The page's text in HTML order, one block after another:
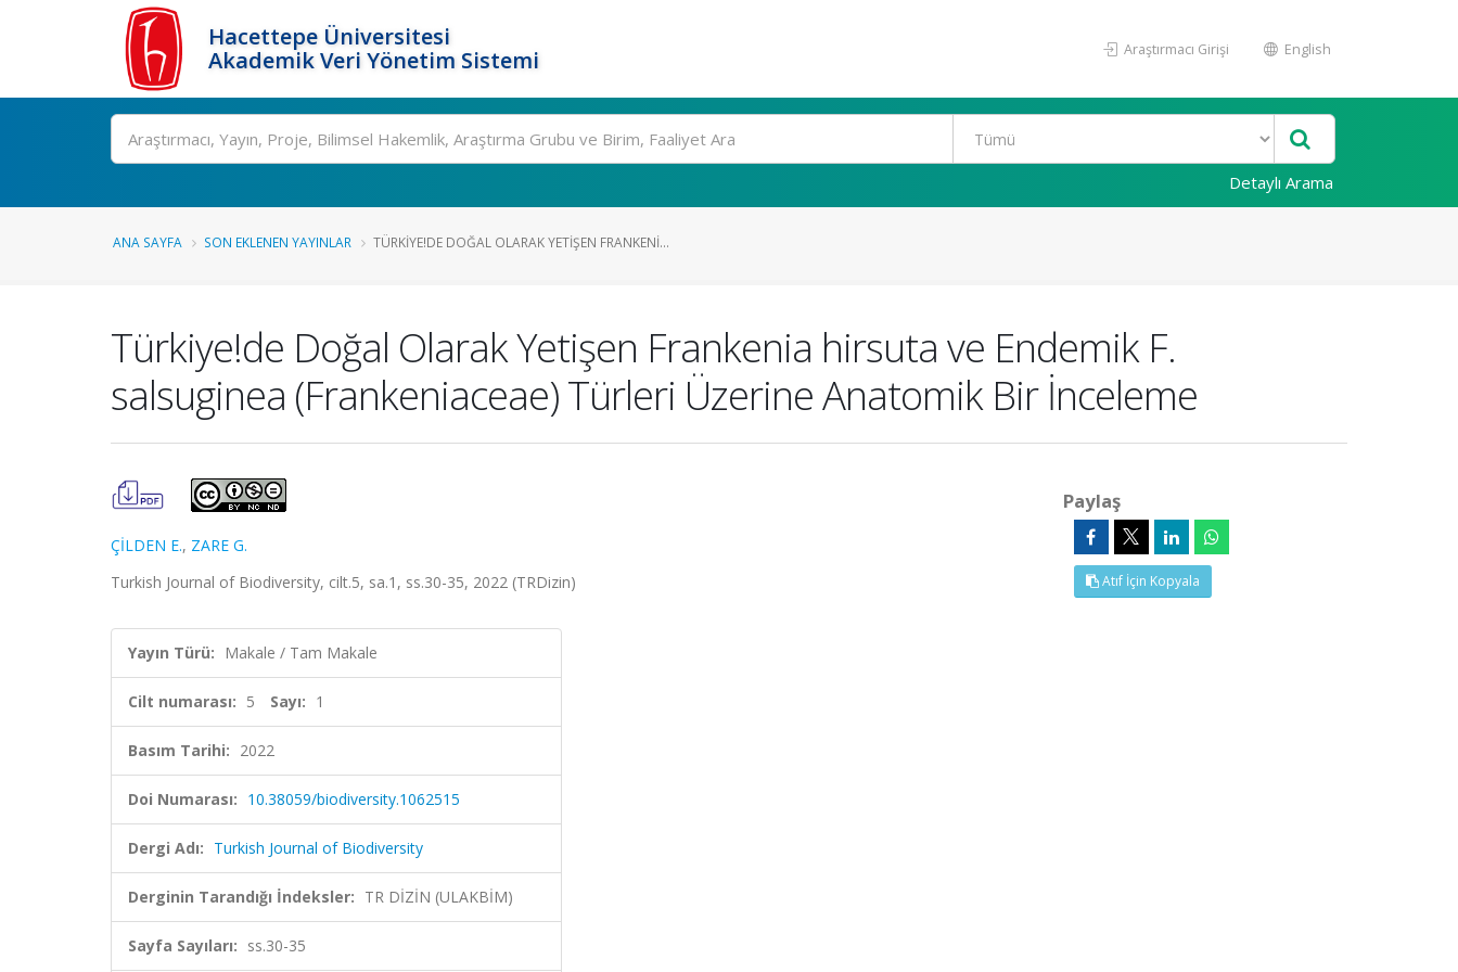
Hacettepe Üniversitesi
Akademik Veri Yönetim Sistemi
Araştırmacı Girişi English
Ara
Detaylı Arama
ANA SAYFA SON EKLENEN YAYINLAR TÜRKIYE!DE DOĞAL OLARAK YETIŞEN FRANKENI...
Türkiye!de Doğal Olarak Yetişen Frankenia hirsuta ve Endemik F.
salsuginea (Frankeniaceae) Türleri Üzerine Anatomik Bir İnceleme
ÇİLDEN E., ZARE G.
Turkish Journal of Biodiversity, cilt.5, sa.1, ss.30-35, 2022 (TRDizin)
Yayın Türü: Makale / Tam Makale
Cilt numarası: 5 Sayı: 1
Basım Tarihi: 2022
Doi Numarası: 10.38059/biodiversity.1062515
Dergi Adı: Turkish Journal of Biodiversity
Derginin Tarandığı İndeksler: TR DİZİN (ULAKBİM)
Sayfa Sayıları: ss.30-35
Paylaş
Atıf İçin Kopyala